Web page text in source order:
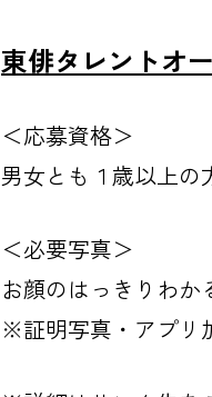
東俳タレントオ
＜応募資格＞
男女とも１歳以上の
＜必要写真＞
お顔のはっきりわか
※証明写真・アプリ